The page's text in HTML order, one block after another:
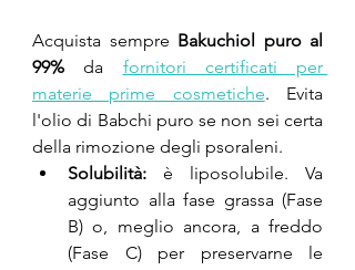
Acquista sempre Bakuchiol puro al
99% da fornitori certificati per
materie prime cosmetiche. Evita
l'olio di Babchi puro se non sei certa
della rimozione degli psoraleni.
Solubilità: è liposolubile. Va
aggiunto alla fase grassa (Fase
B) o, meglio ancora, a freddo
(Fase C) per preservarne le